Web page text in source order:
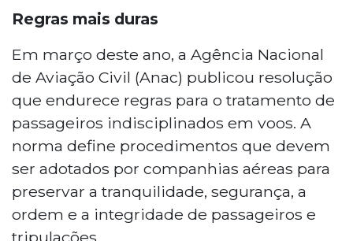
Regras mais duras
Em março deste ano, a Agência Nacional
de Aviação Civil (Anac) publicou resolução
que endurece regras para o tratamento de
passageiros indisciplinados em voos. A
norma define procedimentos que devem
ser adotados por companhias aéreas para
preservar a tranquilidade, segurança, a
ordem e a integridade de passageiros e
tripulações.